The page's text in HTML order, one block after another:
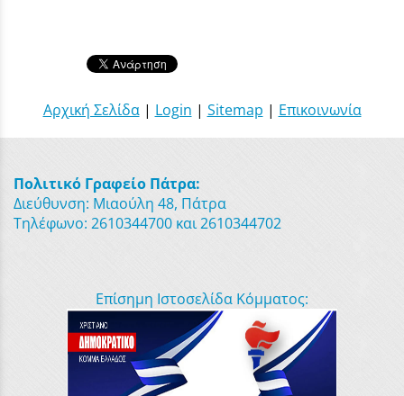
Αρχική Σελίδα| Login | Sitemap | Επικοινωνία
Πολιτικό Γραφείο Πάτρα:
Διεύθυνση: Μιαούλη 48, Πάτρα
Τηλέφωνο: 2610344700 και 2610344702
Επίσημη Ιστοσελίδα Κόμματος: